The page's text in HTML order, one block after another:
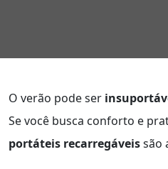
O verão pode ser
Se você busca conforto e
portáteis recarregáveissão